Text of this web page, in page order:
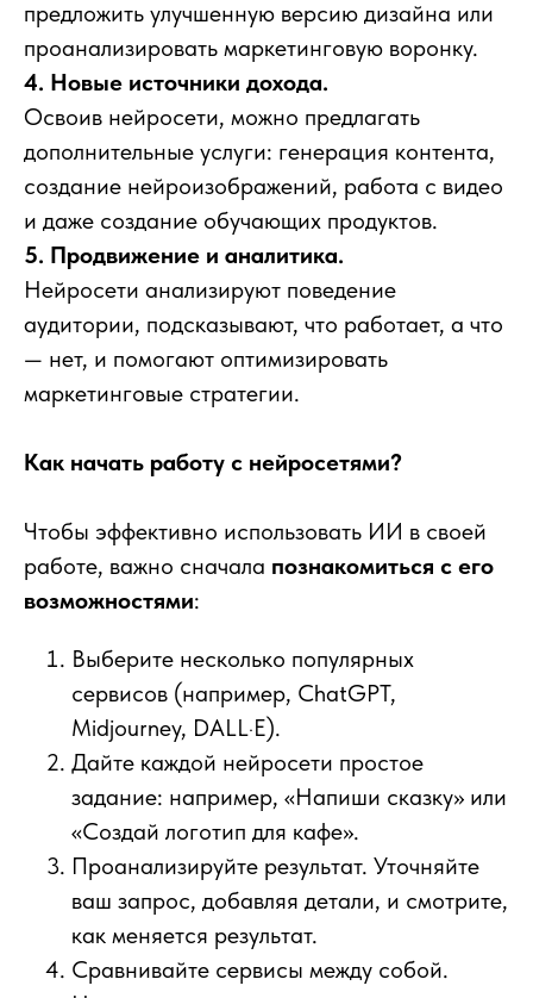
предложить улучшенную версию дизайна или
проанализировать маркетинговую воронку.
4. Новые источники дохода.
Освоив нейросети, можно предлагать
дополнительные услуги: генерация контента,
создание нейроизображений, работа с видео
и даже создание обучающих продуктов.
5. Продвижение и аналитика.
Нейросети анализируют поведение
аудитории, подсказывают, что работает, а что
— нет, и помогают оптимизировать
маркетинговые стратегии.
Как начать работу с нейросетями?
Чтобы эффективно использовать ИИ в своей
работе, важно сначала познакомиться с его
возможностями:
Выберите несколько популярных
сервисов (например, ChatGPT,
Midjourney, DALL·E).
Дайте каждой нейросети простое
задание: например, «Напиши сказку» или
«Создай логотип для кафе».
Проанализируйте результат. Уточняйте
ваш запрос, добавляя детали, и смотрите,
как меняется результат.
Сравнивайте сервисы между собой.